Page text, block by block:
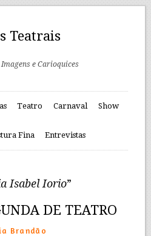
Teatrais
e Carioquices
Teatro Carnaval Show
Fina Entrevistas
Isabel Iorio”
DE TEATRO
Brandão